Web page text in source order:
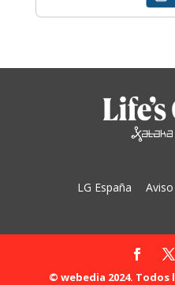
LG España
© webedia 2024.